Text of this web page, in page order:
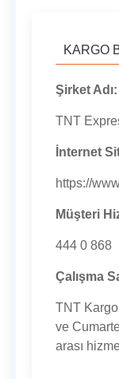
KARGO
Şirket Adı:
TNT
İnternet
https://
Müşteri
444 0 868
Çalışma
TNT
ve
arası